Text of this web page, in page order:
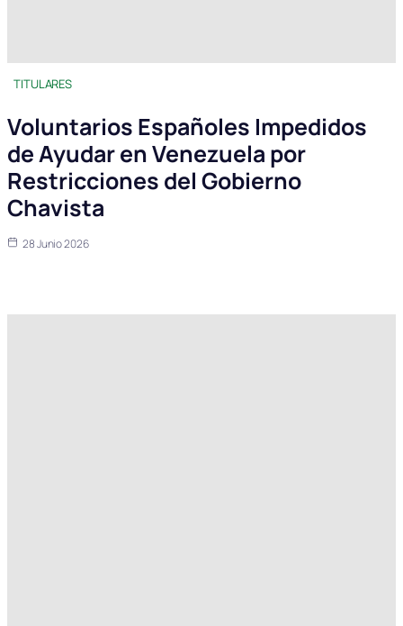
TITULARES
Voluntarios Españoles Impedidos
de Ayudar en Venezuela por
Restricciones del Gobierno
Chavista
28 Junio 2026